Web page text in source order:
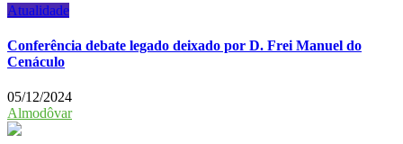
Atualidade
Conferência debate legado deixado por D. Frei Manuel do
Cenáculo
05/12/2024
Almodôvar